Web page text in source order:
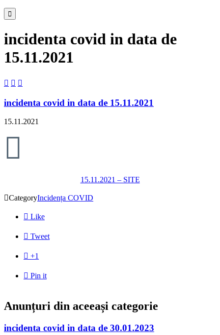

incidenta covid in data de
15.11.2021
  
incidenta covid in data de 15.11.2021
15.11.2021

15.11.2021 – SITE
CategoryIncidența COVID
 Like
 Tweet
 +1
 Pin it
Anunțuri din aceeași categorie
incidenta covid in data de 30.01.2023